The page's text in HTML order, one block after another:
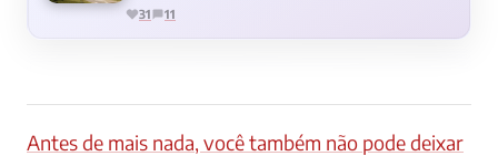
31 11
Antes de mais nada, você também não pode deixar